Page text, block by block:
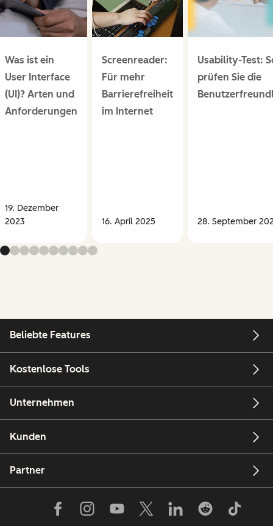
Was ist ein
User Interface
(UI)? Arten und
Anforderungen
19. Dezember
2023
Screenreader:
Für mehr
Barrierefreiheit
im Internet
16. April 2025
Usability-Test:
prüfen Sie die
28. September
Beliebte Features
Kostenlose Tools
Unternehmen
Kunden
Partner